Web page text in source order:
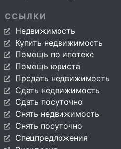
ССЫЛКИ
Недвижимость
Купить недвижимость
Помощь по ипотеке
Помощь юриста
Продать недвижимость
Сдать недвижимость
Сдать посуточно
Снять недвижимость
Снять посуточно
Спецпредложения